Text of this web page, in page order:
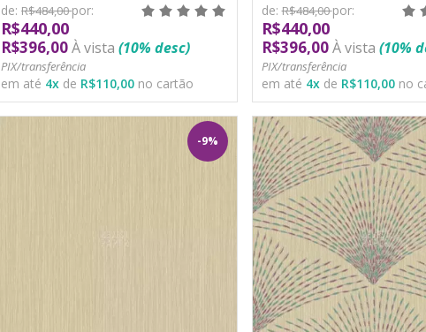
de: R$484,00por:
R$440,00
R$396,00À vista (10% desc)
PIX/transferência
em até 4x de R$110,00 no cartão
de: R$484,00por:
R$440,00
R$396,00 À vista (10%
PIX/transferência
em até 4xde R$110,00no
-9%